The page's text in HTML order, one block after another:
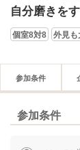
自分磨きを
個室8対8 外見も
参加条件
参加条件